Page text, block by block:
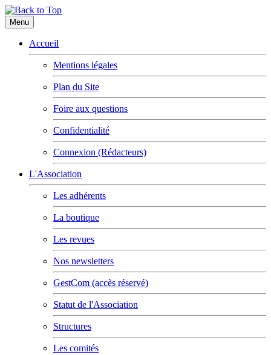
Menu
Accueil
Mentions légales
Plan du Site
Foire aux questions
Confidentialité
Connexion (Rédacteurs)
L'Association
Les adhérents
La boutique
Les revues
Nos newsletters
GestCom (accès réservé)
Statut de l'Association
Structures
Les comités